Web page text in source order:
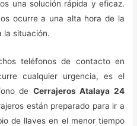
una solución rápida y eficaz.
ocurre a una alta hora de la
la situación.
teléfonos de contacto en
cualquier urgencia, es el
de Cerrajeros Atalaya 24
están preparado para ir a
de llaves en el menor tiempo